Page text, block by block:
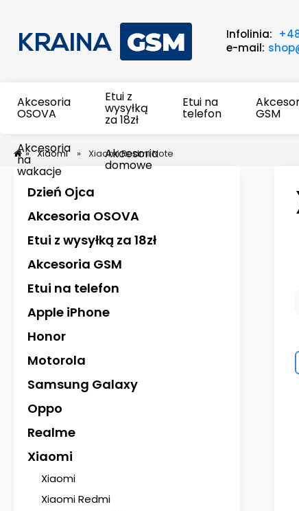
Infolinia:
e-mail:
Akcesoria
OSOVA
Etui z
wysyłką
za 18zł
Etui na
telefon GSM
Akcesoria
na
wakacje
Akcesoria
domowe
» Xiaomi » Xiaomi Redmi Note
Dzień Ojca
Akcesoria OSOVA
Etui z wysyłką za 18zł
Akcesoria GSM
Etui na telefon
Apple iPhone
Honor
Motorola
Samsung Galaxy
Oppo
Realme
Xiaomi
Xiaomi
Xiaomi Redmi